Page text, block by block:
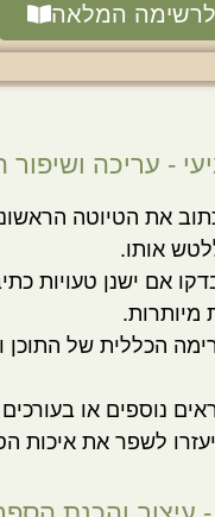
לרשימה המלאה
- עריכה ושיפור
את הטיוטה
אותו.
אם ישנן טעויות
מיותרות.
הכללית של התוכן
נוספים או
לשפר את איכות